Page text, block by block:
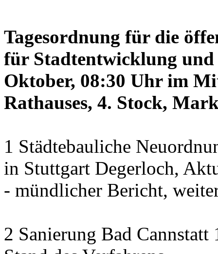
Tagesordnung für die
für Stadtentwicklung und
Oktober, 08:30 Uhr im
Rathauses, 4. Stock,
1 Städtebauliche
in Stuttgart Degerloch,
- mündlicher Bericht,
2 Sanierung Bad